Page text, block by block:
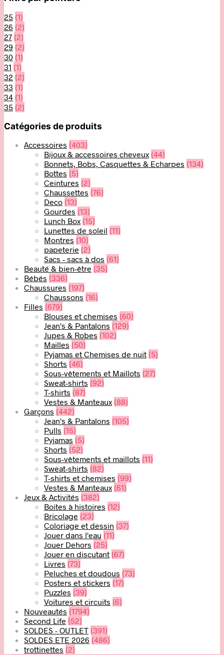
25 (1)
26 (2)
27 (2)
29 (2)
30 (1)
31 (1)
32 (2)
33 (1)
34 (1)
35 (2)
Catégories de produits
Accessoires (403)
Bijoux & accessoires cheveux (44)
Bonnets, Bobs, Casquettes & Echarpes (134)
Bottes (5)
Ceintures (2)
Chaussettes (76)
Deco (13)
Gourdes (13)
Lunch Box (15)
Lunettes de soleil (11)
Montres (10)
papeterie (2)
Sacs - sacs à dos (61)
Beauté & bien-être (35)
Bébés (336)
Chaussures (197)
Chaussons (16)
Filles (679)
Blouses et chemises (60)
Jean's & Pantalons (129)
Jupes & Robes (102)
Mailles (50)
Pyjamas et Chemises de nuit (5)
Shorts (46)
Sous-vêtements et Maillots (27)
Sweat-shirts (92)
T-shirts (87)
Vestes & Manteaux (88)
Garçons (442)
Jean's & Pantalons (105)
Pulls (15)
Pyjamas (5)
Shorts (52)
Sous-vêtements et maillots (11)
Sweat-shirts (82)
T-shirts et chemises (99)
Vestes & Manteaux (61)
Jeux & Activités (382)
Boites à histoires (12)
Bricolage (23)
Coloriage et dessin (37)
Jouer dans l'eau (11)
Jouer Dehors (25)
Jouer en discutant (67)
Livres (73)
Peluches et doudous (73)
Posters et stickers (17)
Puzzles (39)
Voitures et circuits (6)
Nouveautés (1794)
Second Life (52)
SOLDES - OUTLET (391)
SOLDES ETE 2026 (486)
trottinettes (2)